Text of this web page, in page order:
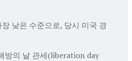
낮은 수준으로, 당시 미국 경
방의 날 관세(liberation day